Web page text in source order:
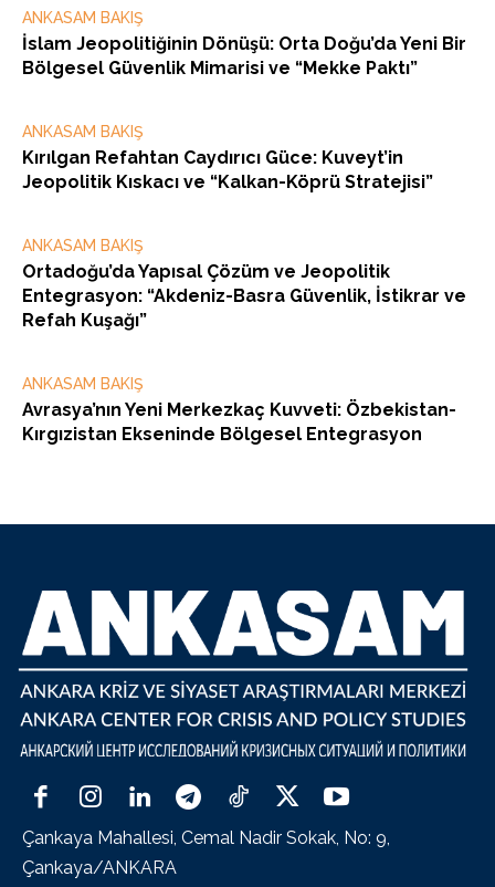
ANKASAM BAKIŞ
İslam Jeopolitiğinin Dönüşü: Orta Doğu’da Yeni Bir
Bölgesel Güvenlik Mimarisi ve “Mekke Paktı”
ANKASAM BAKIŞ
Kırılgan Refahtan Caydırıcı Güce: Kuveyt’in
Jeopolitik Kıskacı ve “Kalkan-Köprü Stratejisi”
ANKASAM BAKIŞ
Ortadoğu’da Yapısal Çözüm ve Jeopolitik
Entegrasyon: “Akdeniz-Basra Güvenlik, İstikrar ve
Refah Kuşağı”
ANKASAM BAKIŞ
Avrasya’nın Yeni Merkezkaç Kuvveti: Özbekistan-
Kırgızistan Ekseninde Bölgesel Entegrasyon
Çankaya Mahallesi, Cemal Nadir Sokak, No: 9,
Çankaya/ANKARA